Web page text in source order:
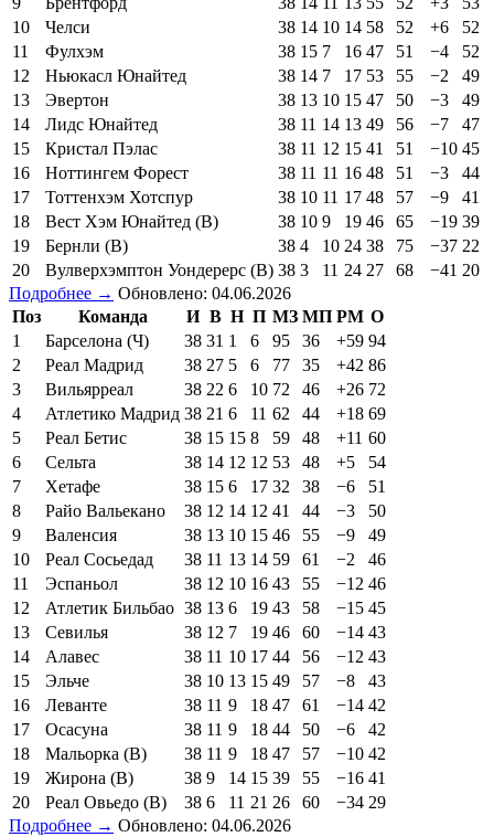
10
Челси 38 14 10 14 58 52 +6
52
11
Фулхэм 38 15 7 16 47 51 −4
52
12
Ньюкасл Юнайтед 38 14 7 17 53 55 −2
49
13
Эвертон 38 13 10 15 47 50 −3
49
14
Лидс Юнайтед 38 11 14 13 49 56 −7
47
15
Кристал Пэлас 38 11 12 15 41 51 −10 45
16
Ноттингем Форест 38 11 11 16 48 51 −3
44
17
Тоттенхэм Хотспур 38 10 11 17 48 57 −9
41
18
Вест Хэм Юнайтед (В) 38 10 9 19 46 65 −19 39
19
Бернли (В) 38 4 10 24 38 75 −37 22
20
Вулверхэмптон Уондерерс (В) 38 3 11 24 27 68 −41 20
Подробнее → Обновлено: 04.06.2026
Поз
Команда И В Н П МЗ МП РМ О
1
Барселона (Ч) 38 31 1 6 95 36 +59 94
2
Реал Мадрид 38 27 5 6 77 35 +42 86
3
Вильярреал 38 22 6 10 72 46 +26 72
4
Атлетико Мадрид 38 21 6 11 62 44 +18 69
5
Реал Бетис 38 15 15 8 59 48 +11 60
6
Сельта 38 14 12 12 53 48 +5
54
7
Хетафе 38 15 6 17 32 38 −6
51
8
Райо Вальекано 38 12 14 12 41 44 −3
50
9
Валенсия 38 13 10 15 46 55 −9
49
10
Реал Сосьедад 38 11 13 14 59 61 −2
46
11
Эспаньол 38 12 10 16 43 55 −12 46
12
Атлетик Бильбао 38 13 6 19 43 58 −15 45
13
Севилья 38 12 7 19 46 60 −14 43
14
Алавес 38 11 10 17 44 56 −12 43
15
Эльче 38 10 13 15 49 57 −8
43
16
Леванте 38 11 9 18 47 61 −14 42
17
Осасуна 38 11 9 18 44 50 −6
42
18
Мальорка (В) 38 11 9 18 47 57 −10 42
19
Жирона (В) 38 9 14 15 39 55 −16 41
20
Реал Овьедо (В) 38 6 11 21 26 60 −34 29
Подробнее → Обновлено: 04.06.2026